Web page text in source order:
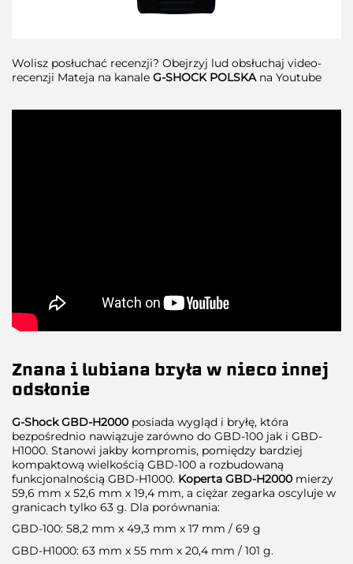
Wolisz posłuchać recenzji? Obejrzyj lud obsłuchaj video-
recenzji Mateja na kanale G-SHOCK POLSKAna Youtube
Znana i lubiana bryła w nieco innej
odsłonie
G-Shock GBD-H2000 posiada wygląd i bryłę, która
bezpośrednio nawiązuje zarówno do GBD-100 jak i GBD-
H1000. Stanowi jakby kompromis, pomiędzy bardziej
kompaktową wielkością GBD-100 a rozbudowaną
funkcjonalnością GBD-H1000. Koperta GBD-H2000 mierzy
59,6 mm x 52,6 mm x 19,4 mm, a ciężar zegarka oscyluje w
granicach tylko 63 g. Dla porównania:
GBD-100: 58,2 mm x 49,3 mm x 17 mm / 69 g
GBD-H1000: 63 mm x 55 mm x 20,4 mm / 101 g.